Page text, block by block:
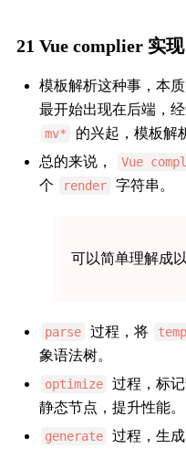
21 Vue complier 实现
模板解析这种事，本
最开始出现在后端，
mv*
的兴起，模板解
总的来说，
Vue
个
render 字符串。
可以简单理解成
parse 过程，将
象语法树。
optimize 过程，标
静态节点，提升性能。
generate 过程，生成